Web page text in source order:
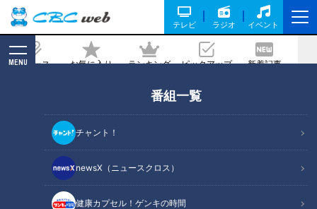
テレビ ラジオ イベント
ニュース お気に入り ランキング ピックアップ 新着記事
MENU
番組一覧
チャント！
newsX（ニュースクロス）
健康カプセル！ゲンキの時間
マ「そうだ、月に行こう」“月で乗れる
車”の出展秘話
記事に戻る